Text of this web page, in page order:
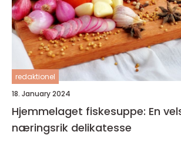
redaktionel
18. January 2024
Hjemmelaget fiskesuppe: En
næringsrik delikatesse